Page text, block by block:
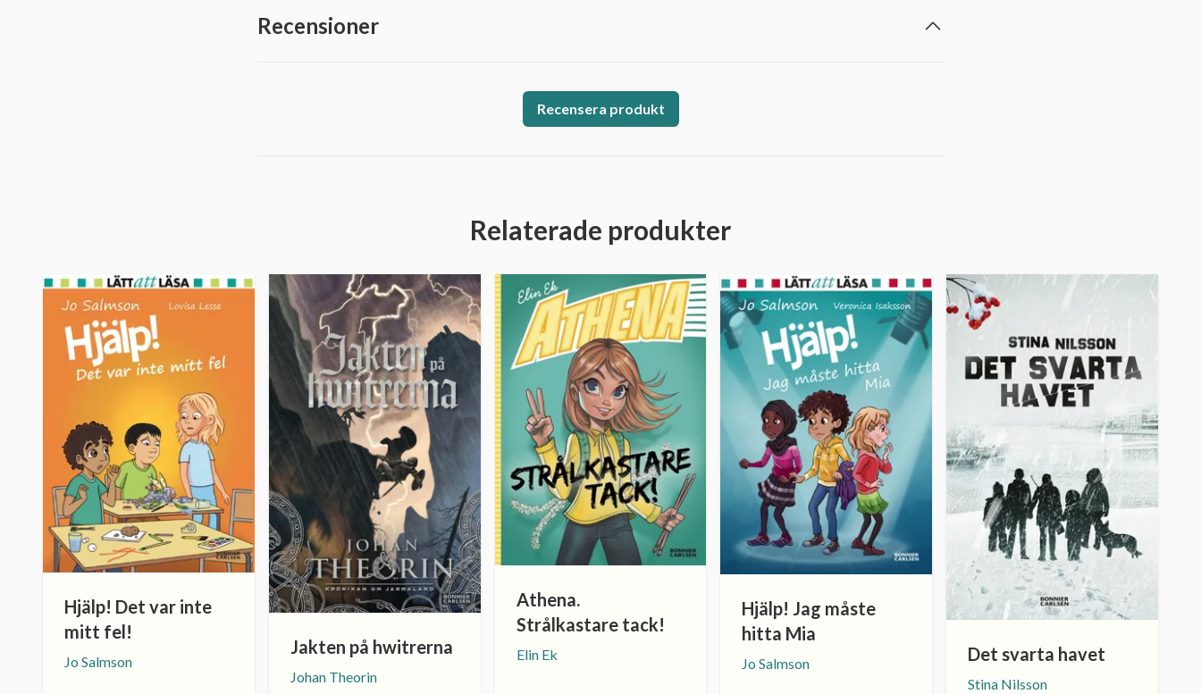
Recensioner
Recensera produkt
Relaterade produkter
Hjälp! Det var inte
mitt fel!
Jo Salmson
Jakten på hwitrerna
Johan Theorin
Athena.
Strålkastare tack!
Elin Ek
Hjälp! Jag måste
hitta Mia
Jo Salmson Det svarta havet
Stina Nilsson